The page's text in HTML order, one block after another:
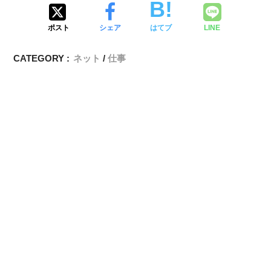
ポスト シェア はてブ LINE
CATEGORY : ネット 仕事